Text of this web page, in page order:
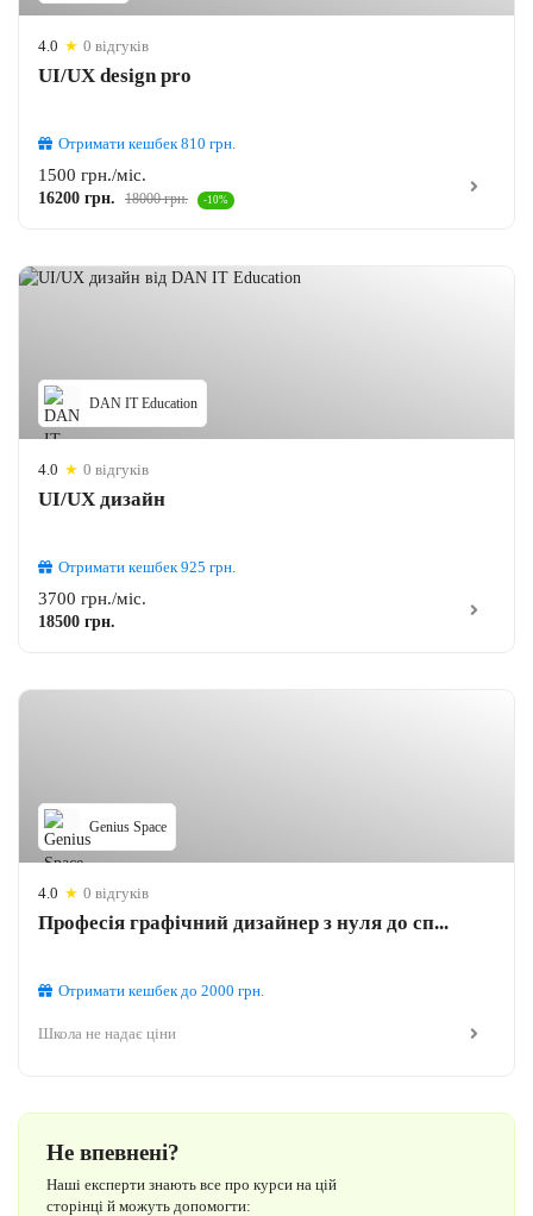
4.0 ★ 0 відгуків
UI/UX design pro
Отримати кешбек810 грн.
1500 грн./міс.
16200 грн. 18000 грн. -10%
DAN IT Education
4.0 ★ 0 відгуків
UI/UX дизайн
Отримати кешбек925 грн.
3700 грн./міс.
18500 грн.
Genius Space
4.0 ★ 0 відгуків
Професія графічний дизайнер з нуля до сп...
Отримати кешбекдо 2000 грн.
Школа не надає ціни
Не впевнені?
Наші експерти знають все про курси на цій
сторінці й можуть допомогти: